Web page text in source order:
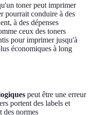
toner peut imprimer
pourrait conduire à des
à des dépenses
ceux des toners
pour imprimer jusqu'à
économiques à long
peut être une erreur
portent des labels et
des normes